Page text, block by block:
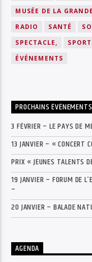
MUSÉE DE LA
RADIO
SANTÉ
SPECTACLE,
SPORT
ÉVÉNEMENTS
PROCHAINS ÉVÉNEMENTS
3 FÉVRIER – LE PAYS DE
13 JANVIER – « CONCERT
PRIX « JEUNES TALENTS
19 JANVIER – FORUM DE
–
20 JANVIER – BALADE
AGENDA